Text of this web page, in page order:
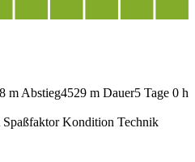
m Abstieg4529 m Dauer5 Tage 0 h
Spaßfaktor Kondition Technik